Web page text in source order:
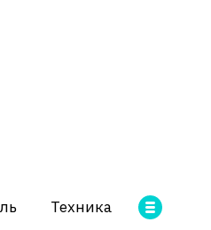
Техника